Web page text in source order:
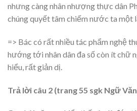
nhưng càng nhân nhượng thực dân
chúng quyết tâm chiếm nước ta một
=> Bác có rất nhiều tác phẩm nghệ
hướng tới nhân dân đa số còn ít chữ
hiểu, rất giản dị.
Trả lời câu 2 (trang 55 sgk Ngữ